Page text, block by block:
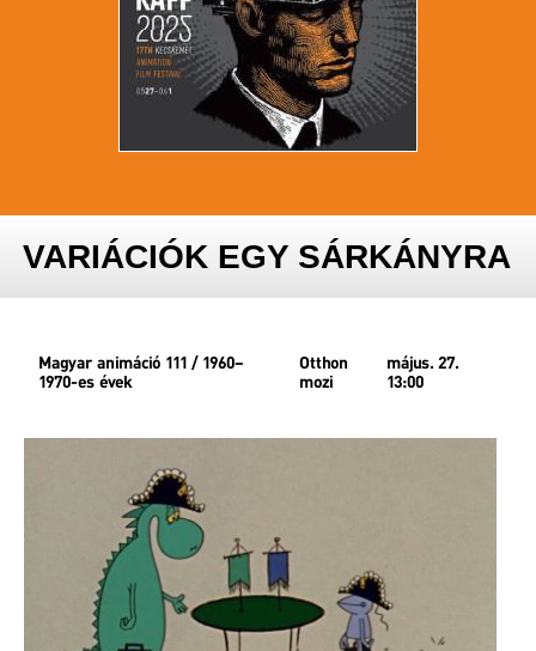
VARIÁCIÓK EGY SÁRKÁNYRA
Magyar animáció 111 / 1960–
1970-es évek
Otthon
mozi
május. 27.
13:00